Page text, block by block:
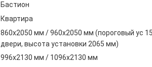
Бастион
Квартира
860х2050 мм / 960х2050 мм (пороговый ус
двери, высота установки 2065 мм)
996х2130 мм / 1096х2130 мм